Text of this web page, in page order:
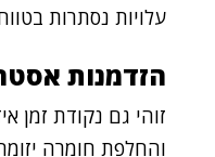
עלויות נסתרות
הזדמנות
זוהי גם נקודת
והחלפת חומרה